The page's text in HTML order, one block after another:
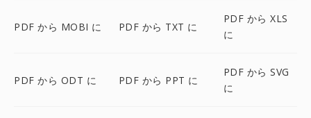
PDF から MOBI に PDF から TXT に
PDF から XLS
に
PDF から ODT に PDF から PPT に
PDF から SVG
に